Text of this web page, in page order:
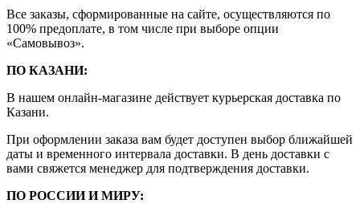
Все заказы, сформированные на сайте, осуществляются по
100% предоплате, в том числе при выборе опции
«Самовывоз».
ПО КАЗАНИ:
В нашем онлайн-магазине действует курьерская доставка по
Казани.
При оформлении заказа вам будет доступен выбор ближайшей
даты и временного интервала доставки. В день доставки с
вами свяжется менеджер для подтверждения доставки.
ПО РОССИИ И МИРУ: